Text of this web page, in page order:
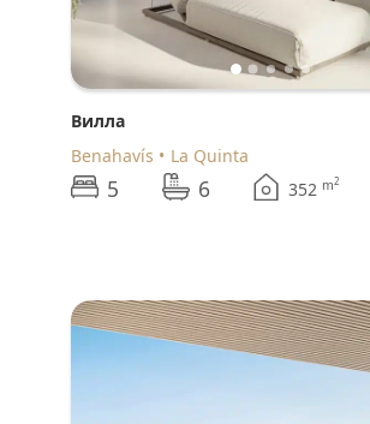
Вилла
Benahavís
La Quinta
5 6 352 m2